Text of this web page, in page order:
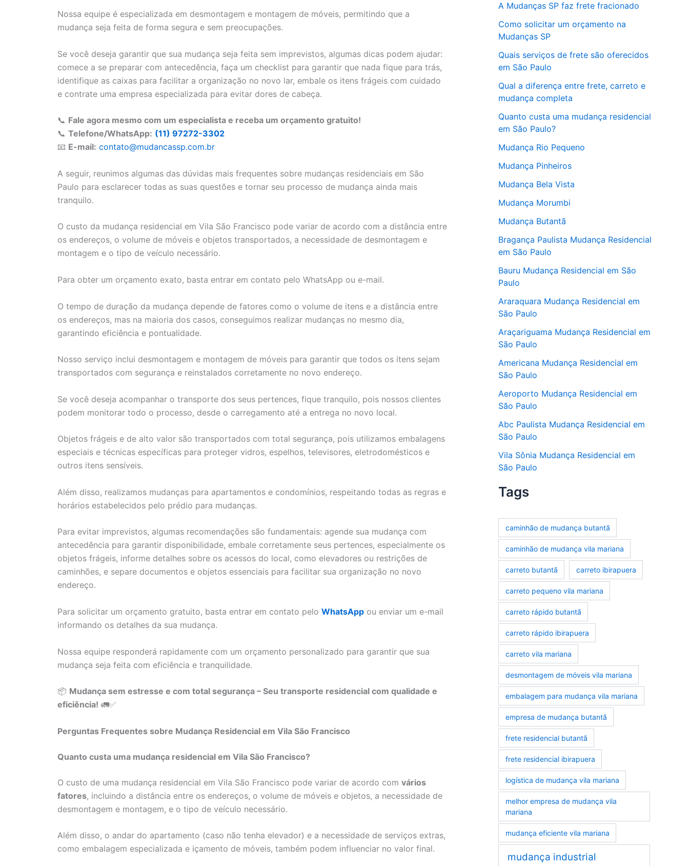
Nossa equipe é especializada em desmontagem e montagem de móveis, permitindo que a
mudança seja feita de forma segura e sem preocupações.
Se você deseja garantir que sua mudança seja feita sem imprevistos, algumas dicas podem ajudar:
comece a se preparar com antecedência, faça um checklist para garantir que nada fique para trás,
identifique as caixas para facilitar a organização no novo lar, embale os itens frágeis com cuidado
e contrate uma empresa especializada para evitar dores de cabeça.
📞 Fale agora mesmo com um especialista e receba um orçamento gratuito!
📞 Telefone/WhatsApp: (11) 97272-3302
📧 E-mail: contato@mudancassp.com.br
A seguir, reunimos algumas das dúvidas mais frequentes sobre mudanças residenciais em São
Paulo para esclarecer todas as suas questões e tornar seu processo de mudança ainda mais
tranquilo.
O custo da mudança residencial em Vila São Francisco pode variar de acordo com a distância entre
os endereços, o volume de móveis e objetos transportados, a necessidade de desmontagem e
montagem e o tipo de veículo necessário.
Para obter um orçamento exato, basta entrar em contato pelo WhatsApp ou e-mail.
O tempo de duração da mudança depende de fatores como o volume de itens e a distância entre
os endereços, mas na maioria dos casos, conseguimos realizar mudanças no mesmo dia,
garantindo eficiência e pontualidade.
Nosso serviço inclui desmontagem e montagem de móveis para garantir que todos os itens sejam
transportados com segurança e reinstalados corretamente no novo endereço.
Se você deseja acompanhar o transporte dos seus pertences, fique tranquilo, pois nossos clientes
podem monitorar todo o processo, desde o carregamento até a entrega no novo local.
Objetos frágeis e de alto valor são transportados com total segurança, pois utilizamos embalagens
especiais e técnicas específicas para proteger vidros, espelhos, televisores, eletrodomésticos e
outros itens sensíveis.
Além disso, realizamos mudanças para apartamentos e condomínios, respeitando todas as regras e
horários estabelecidos pelo prédio para mudanças.
Para evitar imprevistos, algumas recomendações são fundamentais: agende sua mudança com
antecedência para garantir disponibilidade, embale corretamente seus pertences, especialmente os
objetos frágeis, informe detalhes sobre os acessos do local, como elevadores ou restrições de
caminhões, e separe documentos e objetos essenciais para facilitar sua organização no novo
endereço.
Para solicitar um orçamento gratuito, basta entrar em contato pelo WhatsApp ou enviar um e-mail
informando os detalhes da sua mudança.
Nossa equipe responderá rapidamente com um orçamento personalizado para garantir que sua
mudança seja feita com eficiência e tranquilidade.
📦 Mudança sem estresse e com total segurança – Seu transporte residencial com qualidade e
eficiência! 🚛✅
Perguntas Frequentes sobre Mudança Residencial em Vila São Francisco
Quanto custa uma mudança residencial em Vila São Francisco?
O custo de uma mudança residencial em Vila São Francisco pode variar de acordo com vários
fatores, incluindo a distância entre os endereços, o volume de móveis e objetos, a necessidade de
desmontagem e montagem, e o tipo de veículo necessário.
Além disso, o andar do apartamento (caso não tenha elevador) e a necessidade de serviços extras,
como embalagem especializada e içamento de móveis, também podem influenciar no valor final.
A Mudanças SP faz frete fracionado
Como solicitar um orçamento na
Mudanças SP
Quais serviços de frete são oferecidos
em São Paulo
Qual a diferença entre frete, carreto e
mudança completa
Quanto custa uma mudança residencial
em São Paulo?
Mudança Rio Pequeno
Mudança Pinheiros
Mudança Bela Vista
Mudança Morumbi
Mudança Butantã
Bragança Paulista Mudança Residencial
em São Paulo
Bauru Mudança Residencial em São
Paulo
Araraquara Mudança Residencial em
São Paulo
Araçariguama Mudança Residencial em
São Paulo
Americana Mudança Residencial em
São Paulo
Aeroporto Mudança Residencial em
São Paulo
Abc Paulista Mudança Residencial em
São Paulo
Vila Sônia Mudança Residencial em
São Paulo
Tags
caminhão de mudança butantã
caminhão de mudança vila mariana
carreto butantã carreto ibirapuera
carreto pequeno vila mariana
carreto rápido butantã
carreto rápido ibirapuera
carreto vila mariana
desmontagem de móveis vila mariana
embalagem para mudança vila mariana
empresa de mudança butantã
frete residencial butantã
frete residencial ibirapuera
logística de mudança vila mariana
melhor empresa de mudança vila
mariana
mudança eficiente vila mariana
mudança industrial